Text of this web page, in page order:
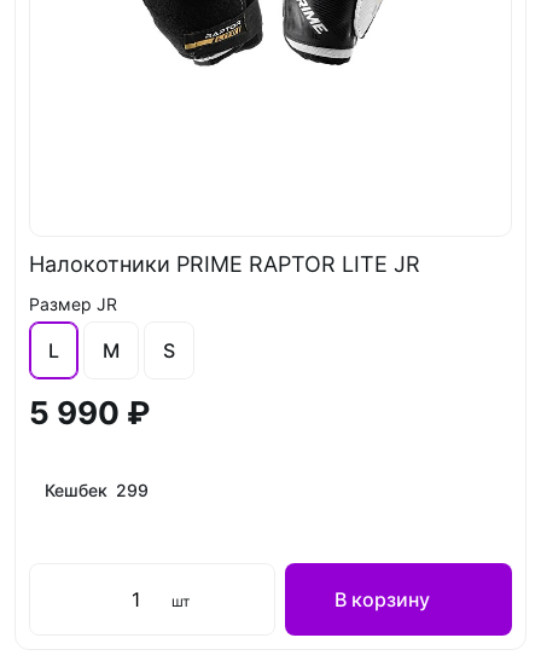
Налокотники PRIME RAPTOR LITE JR
Размер JR
L M S
5 990 ₽
Кешбек 299
шт В корзину